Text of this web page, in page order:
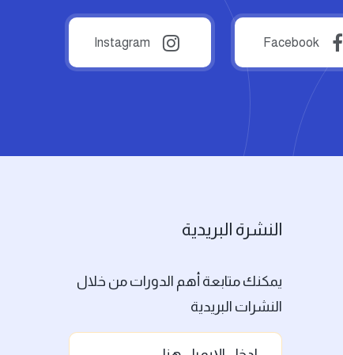
Facebook
Instagram
النشرة البريدية
يمكنك متابعة أهم الدورات من خلال
النشرات البريدية